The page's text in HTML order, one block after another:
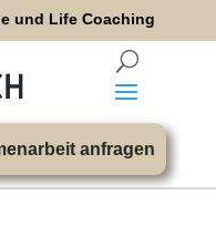
und Life Coaching
anfragen